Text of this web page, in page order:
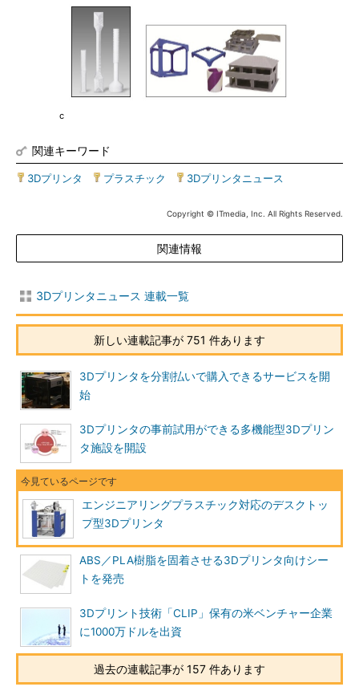
c
関連キーワード
3Dプリンタ プラスチック 3Dプリンタニュース
Copyright © ITmedia, Inc. All Rights Reserved.
関連情報
3Dプリンタニュース 連載一覧
新しい連載記事が 751 件あります
3Dプリンタを分割払いで購入できるサービスを開
始
3Dプリンタの事前試用ができる多機能型3Dプリン
タ施設を開設
エンジニアリングプラスチック対応のデスクトッ
プ型3Dプリンタ
ABS／PLA樹脂を固着させる3Dプリンタ向けシー
トを発売
3Dプリント技術「CLIP」保有の米ベンチャー企業
に1000万ドルを出資
過去の連載記事が 157 件あります